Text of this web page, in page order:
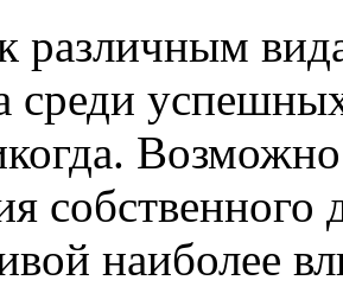
различным
среди
собственного
наиболее